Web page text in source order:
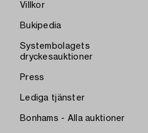
Villkor
Bukipedia
Systembolagets
dryckesauktioner
Press
Lediga tjänster
Bonhams - Alla auktioner